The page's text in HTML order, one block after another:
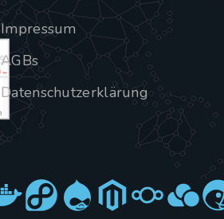
Impressum
AGBs
Datenschutzerklärung